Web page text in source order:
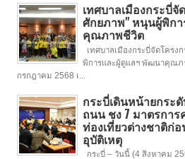
เทศบาลเมืองกระบี่จั
ศักยภาพ" หนุนผู้พิก
คุณภาพชีวิต
เทศบาลเมืองกระบี่จัดโครง
พิการและผู้ดูแลฯ พัฒนาคุณภ
กรกฎาคม 2568 เ...
กระบี่เดินหน้ายกระ
ถนน ชง 7 มาตรกา
ท่องเที่ยวต่างชาติก่
อุบัติเหตุ
กระบี่ – วันนี้ (4 สิงหาคม